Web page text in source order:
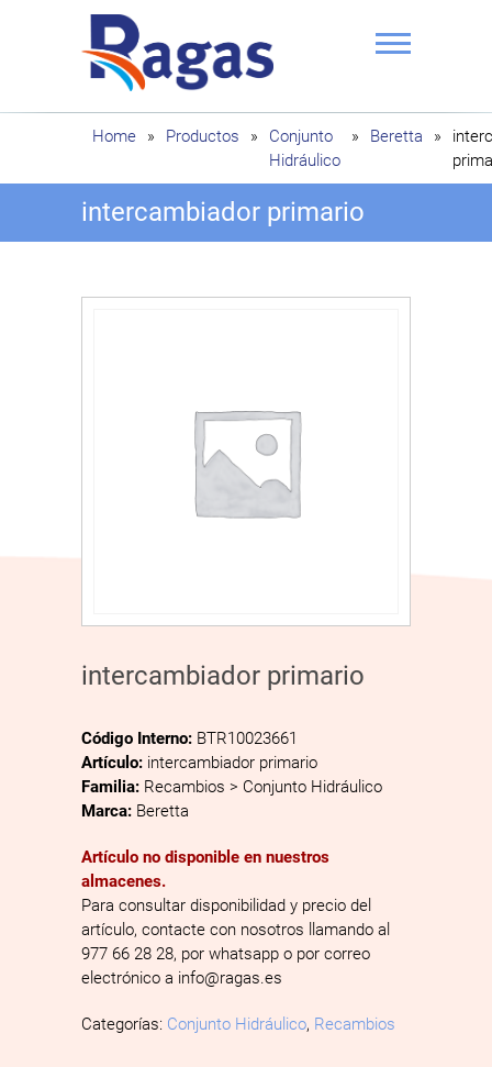
Ragas
Home » Productos »
Conjunto
Hidráulico
» Beretta »
intercambiador primario
intercambiador primario
Código Interno: BTR10023661
Artículo: intercambiador primario
Familia: Recambios > Conjunto Hidráulico
Marca: Beretta
Artículo no disponible en nuestros
almacenes.
Para consultar disponibilidad y precio del
artículo, contacte con nosotros llamando al
977 66 28 28, por whatsapp o por correo
electrónico a info@ragas.es
Categorías: Conjunto Hidráulico, Recambios